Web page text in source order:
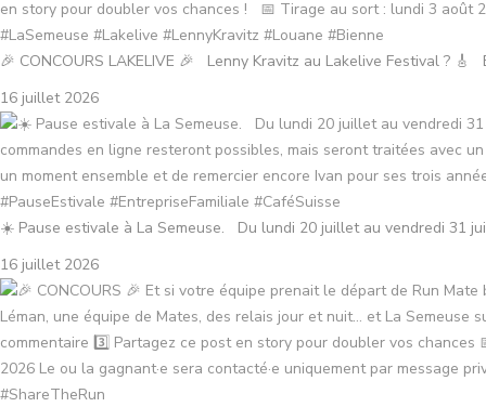
🎉 CONCOURS LAKELIVE 🎉 Lenny Kravitz au Lakelive Festival ? 🎸
16 juillet 2026
☀️ Pause estivale à La Semeuse. Du lundi 20 juillet au vendredi 31
16 juillet 2026